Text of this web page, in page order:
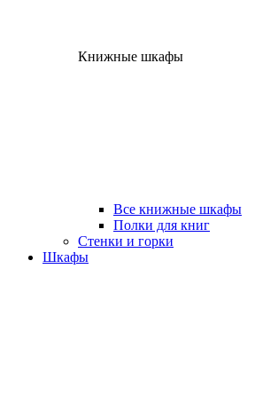
Книжные шкафы
Все книжные шкафы
Полки для книг
Стенки и горки
Шкафы